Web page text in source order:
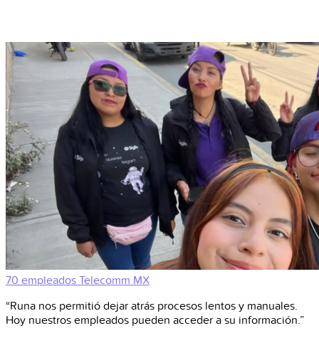
70 empleados Telecomm MX
“Runa nos permitió dejar atrás procesos lentos y manuales.
Hoy nuestros empleados pueden acceder a su información.”